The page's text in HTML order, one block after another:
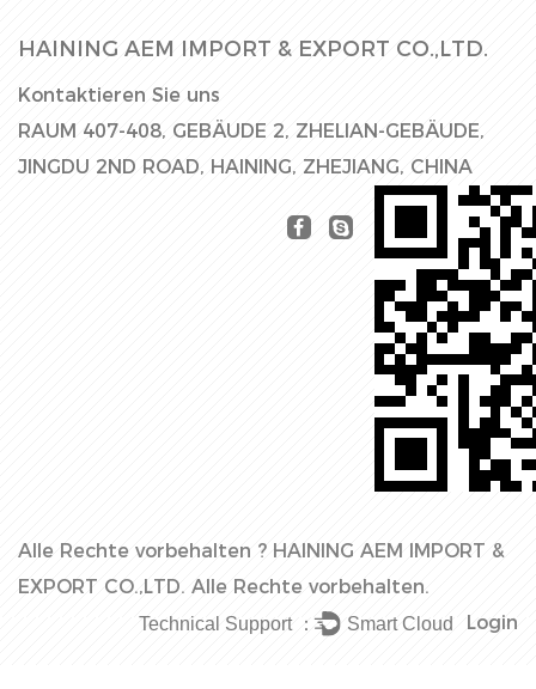
HAINING AEM IMPORT & EXPORT CO.,LTD.
Kontaktieren Sie uns
RAUM 407-408, GEBÄUDE 2, ZHELIAN-GEBÄUDE,
JINGDU 2ND ROAD, HAINING, ZHEJIANG, CHINA
Alle Rechte vorbehalten ? HAINING AEM IMPORT &
EXPORT CO.,LTD. Alle Rechte vorbehalten.
Login
Technical Support ： Smart Cloud